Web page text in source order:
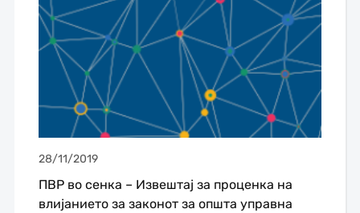
28/11/2019
ПВР во сенка – Извештај за проценка на
влијанието за законот за општа управна